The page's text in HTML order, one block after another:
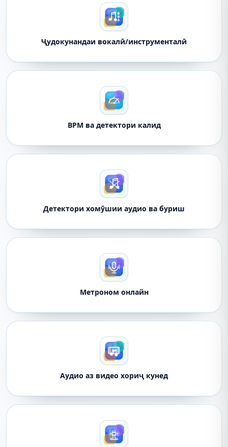
Ҷудокунандаи вокалӣ/инструменталӣ
BPM ва детектори калид
Детектори хомӯшии аудио ва буриш
Метроном онлайн
Аудио аз видео хориҷ кунед